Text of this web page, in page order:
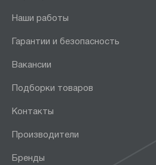
Наши работы
Гарантии и безопасность
Вакансии
Подборки товаров
Контакты
Производители
Бренды